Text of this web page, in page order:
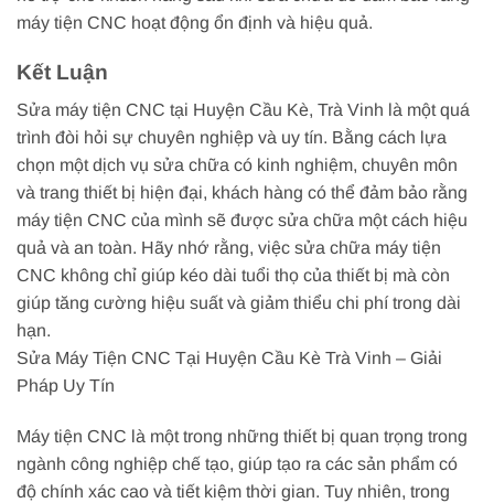
máy tiện CNC hoạt động ổn định và hiệu quả.
Kết Luận
Sửa máy tiện CNC tại Huyện Cầu Kè, Trà Vinh là một quá
trình đòi hỏi sự chuyên nghiệp và uy tín. Bằng cách lựa
chọn một dịch vụ sửa chữa có kinh nghiệm, chuyên môn
và trang thiết bị hiện đại, khách hàng có thể đảm bảo rằng
máy tiện CNC của mình sẽ được sửa chữa một cách hiệu
quả và an toàn. Hãy nhớ rằng, việc sửa chữa máy tiện
CNC không chỉ giúp kéo dài tuổi thọ của thiết bị mà còn
giúp tăng cường hiệu suất và giảm thiểu chi phí trong dài
hạn.
Sửa Máy Tiện CNC Tại Huyện Cầu Kè Trà Vinh – Giải
Pháp Uy Tín
Máy tiện CNC là một trong những thiết bị quan trọng trong
ngành công nghiệp chế tạo, giúp tạo ra các sản phẩm có
độ chính xác cao và tiết kiệm thời gian. Tuy nhiên, trong